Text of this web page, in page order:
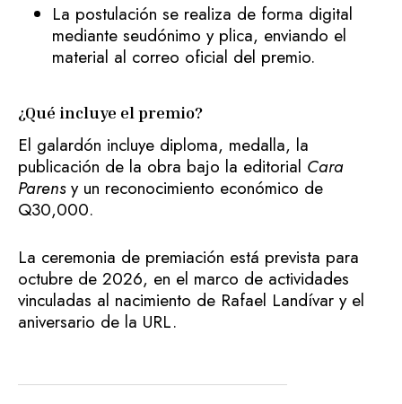
La postulación se realiza de forma digital
mediante seudónimo y plica, enviando el
material al correo oficial del premio.
¿Qué incluye el premio?
El galardón incluye diploma, medalla, la
publicación de la obra bajo la editorial Cara
Parensy un reconocimiento económico de
Q30,000.
La ceremonia de premiación está prevista para
octubre de 2026, en el marco de actividades
vinculadas al nacimiento de Rafael Landívar y el
aniversario de la URL.